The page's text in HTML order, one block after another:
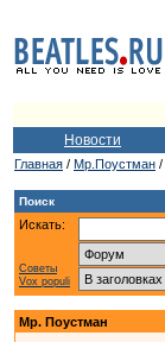
Новости
Главная / Мр.Поустман /
Поиск
Искать:
Советы
Vox populi
Мр. Поустман